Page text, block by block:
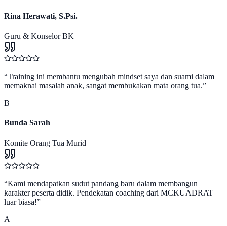
Rina Herawati, S.Psi.
Guru & Konselor BK
“Training ini membantu mengubah mindset saya dan suami dalam
memaknai masalah anak, sangat membukakan mata orang tua.”
B
Bunda Sarah
Komite Orang Tua Murid
“Kami mendapatkan sudut pandang baru dalam membangun
karakter peserta didik. Pendekatan coaching dari MCKUADRAT
luar biasa!”
A